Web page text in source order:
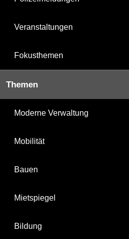
Veranstaltungen
Fokusthemen
Themen
Moderne Verwaltung
Mobilität
Bauen
Mietspiegel
Bildung